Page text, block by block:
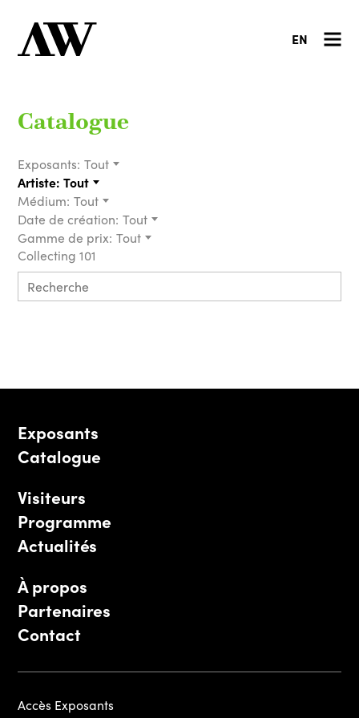
EN
Catalogue
Exposants: Tout
Artiste: Tout
Médium: Tout
Date de création: Tout
Gamme de prix: Tout
Collecting 101
Exposants
Catalogue
Visiteurs
Programme
Actualités
À propos
Partenaires
Contact
Accès Exposants